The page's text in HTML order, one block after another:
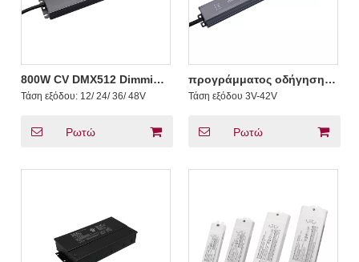
800W CV DMX512 Dimming
LED Driver ή White Light
Strips Είσοδος φωτός
Τάση εξόδου: 12/ 24/ 36/ 48V
Ρωτώ
προγράμματος οδήγησης
LED 20-100W DMX
σταθερού ρεύματος IP66 :
Τάση εξόδου 3V-42V
Ρωτώ